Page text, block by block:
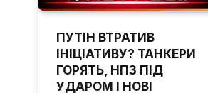
ПУТІН ВТРАТИВ
ІНІЦІАТИВУ? ТАНКЕРИ
ГОРЯТЬ, НПЗ ПІД
УДАРОМ І НОВІ